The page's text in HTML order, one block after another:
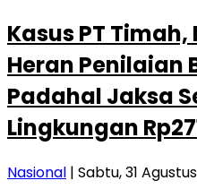
Kasus PT
Heran Penilaian
Padahal Jaksa
Lingkungan
Nasional | Sabtu, 31